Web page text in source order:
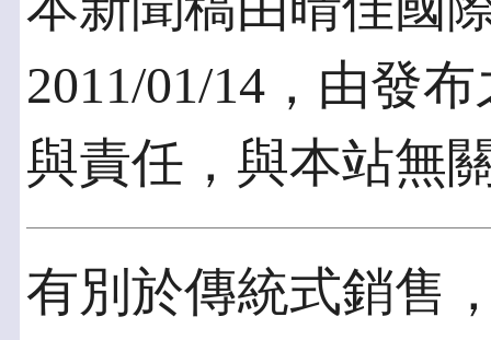
2011/01/14，由發
與責任，與本站無
有別於傳統式銷售